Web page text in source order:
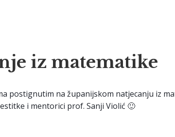
iz matematike
postignutim na županijskom natjecanju iz
i mentorici prof. Sanji Violić 🙂